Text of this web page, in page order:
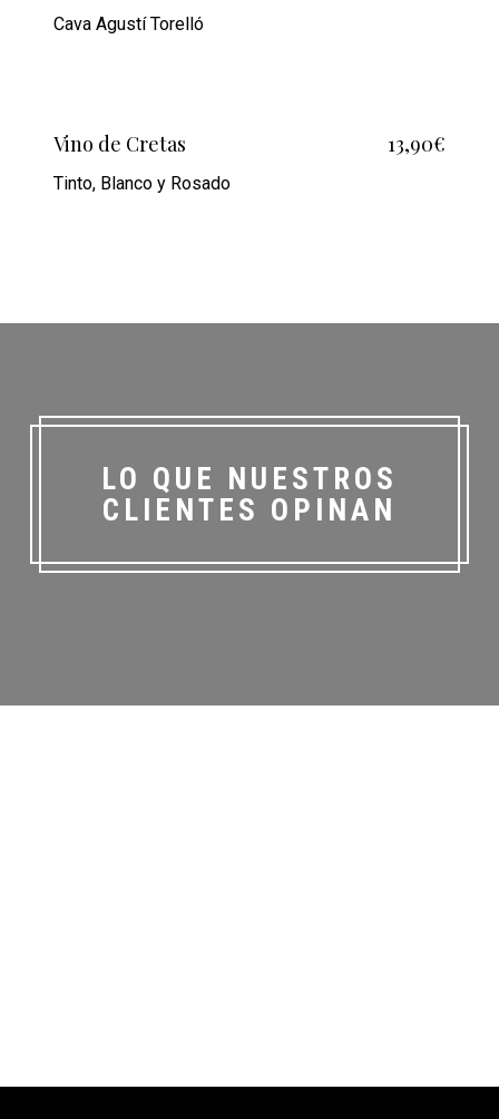
Cava Agustí Torelló
Vino de Cretas 13,90€
Tinto, Blanco y Rosado
LO QUE NUESTROS
CLIENTES OPINAN